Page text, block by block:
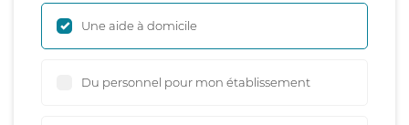
Une aide à domicile
Du personnel pour mon établissement